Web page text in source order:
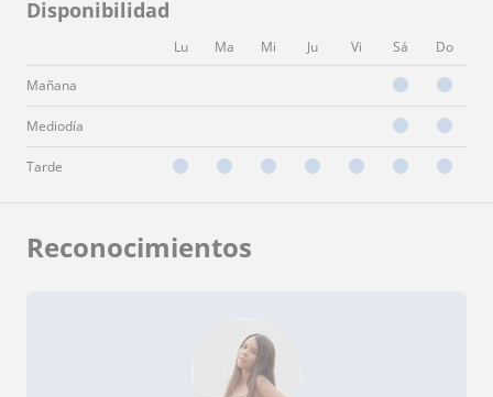
Disponibilidad
Lu Ma Mi Ju Vi Sá Do
Mañana
Mediodía
Tarde
Reconocimientos